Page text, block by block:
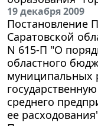
19 декабря 2009
Постановление
Саратовской
N 615-П "О
областного
муниципальных
среднего
ее